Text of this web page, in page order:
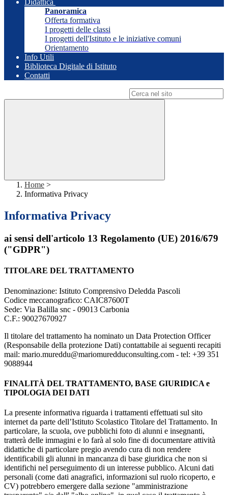
Didattica
Panoramica
Offerta formativa
I progetti delle classi
I progetti dell'Istituto e le iniziative comuni
Orientamento
Info Utili
Biblioteca Digitale di Istituto
Contatti
Home >
Informativa Privacy
Informativa Privacy
ai sensi dell'articolo 13 Regolamento (UE) 2016/679
("GDPR")
TITOLARE DEL TRATTAMENTO
Denominazione: Istituto Comprensivo Deledda Pascoli
Codice meccanografico: CAIC87600T
Sede: Via Balilla snc - 09013 Carbonia
C.F.: 90027670927
Il titolare del trattamento ha nominato un Data Protection Officer
(Responsabile della protezione Dati) contattabile ai seguenti recapiti
mail: mario.mureddu@mariomuredduconsulting.com - tel: +39 351
9088944
FINALITÀ DEL TRATTAMENTO, BASE GIURIDICA e
TIPOLOGIA DEI DATI
La presente informativa riguarda i trattamenti effettuati sul sito
internet da parte dell’Istituto Scolastico Titolare del Trattamento. In
particolare, la scuola, ove pubblichi foto di alunni e insegnanti,
tratterà delle immagini e lo farà al solo fine di documentare attività
didattiche di particolare pregio avendo cura di non rendere
identificabili gli alunni in mancanza di base giuridica che non si
identifichi nel perseguimento di un interesse pubblico. Alcuni dati
personali (come dati anagrafici, informazioni sul ruolo ricoperto, e
CV) potrebbero emergere dalla sezione "amministrazione